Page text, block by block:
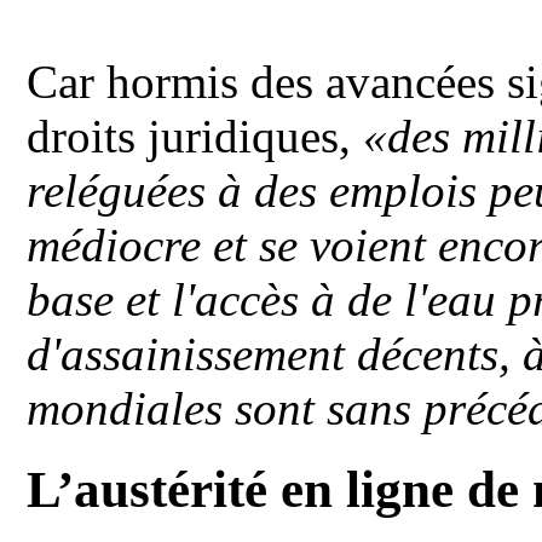
Car hormis des avancées
droits juridiques, «des
reléguées à des emplois
médiocre et se voient
base et l'accès à de l'eau
d'assainissement décents,
mondiales sont sans
L’austérité en ligne de